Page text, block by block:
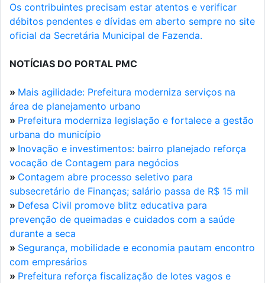
Os contribuintes precisam estar atentos e verificar
débitos pendentes e dívidas em aberto sempre no site
oficial da Secretária Municipal de Fazenda.
NOTÍCIAS DO PORTAL PMC
» Mais agilidade: Prefeitura moderniza serviços na
área de planejamento urbano
» Prefeitura moderniza legislação e fortalece a gestão
urbana do município
» Inovação e investimentos: bairro planejado reforça
vocação de Contagem para negócios
» Contagem abre processo seletivo para
subsecretário de Finanças; salário passa de R$ 15 mil
» Defesa Civil promove blitz educativa para
prevenção de queimadas e cuidados com a saúde
durante a seca
» Segurança, mobilidade e economia pautam encontro
com empresários
» Prefeitura reforça fiscalização de lotes vagos e